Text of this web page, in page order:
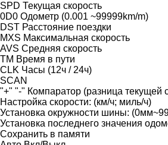
SPD Текущая скорость
0D0 Одометр (0.001 ~99999km/m)
DST Расстояние поездки
MXS Максимальная скорость
AVS Средняя скорость
TM Время в пути
CLK Часы (12ч / 24ч)
SCAN
"+" "-" Компаратор (разница текущей
Настройка скорости: (км/ч; миль/ч)
Установка окружности шины:
Установка последнего значения
Сохранить в памяти